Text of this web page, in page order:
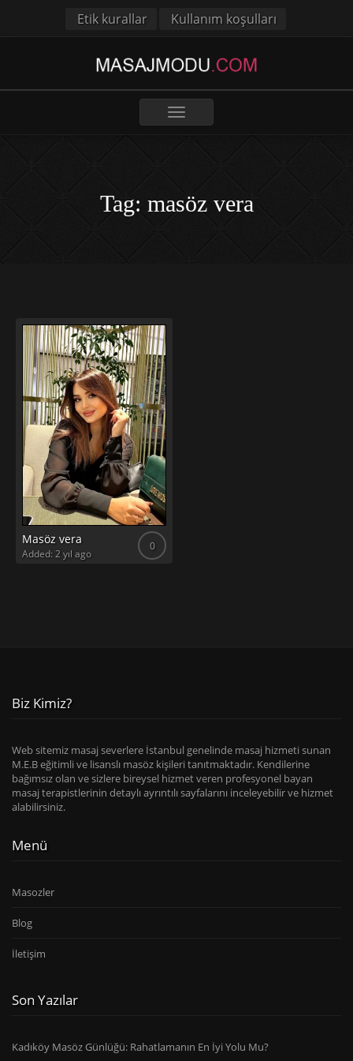
Etik kurallar Kullanım koşulları
Toggle
navigation
Tag: masöz vera
Masöz vera 0
Added: 2 yıl ago
Biz Kimiz?
Web sitemiz masaj severlere İstanbul genelinde masaj hizmeti sunan
M.E.B eğitimli ve lisanslı masöz kişileri tanıtmaktadır. Kendilerine
bağımsız olan ve sizlere bireysel hizmet veren profesyonel bayan
masaj terapistlerinin detaylı ayrıntılı sayfalarını inceleyebilir ve hizmet
alabilirsiniz.
Menü
Masozler
Blog
İletişim
Son Yazılar
Kadıköy Masöz Günlüğü: Rahatlamanın En İyi Yolu Mu?